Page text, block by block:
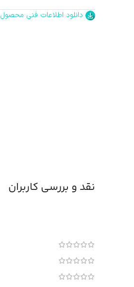
دانلود اطلاعات فنی محصول
نقد و بررسی کاربران